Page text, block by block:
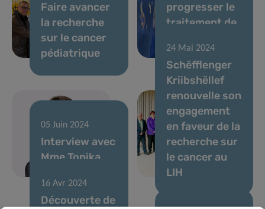
Faire avancer
la recherche
sur le cancer
pédiatrique
progresser le
traitement de
Parkinson
05 Juin 2024
Interview avec
Mme Tonika
24 Mai 2024
Schëfflenger
Kriibshëllef
renouvelle son
engagement
en faveur de la
recherche sur
le cancer au
LIH
16 Avr 2024
Découverte de